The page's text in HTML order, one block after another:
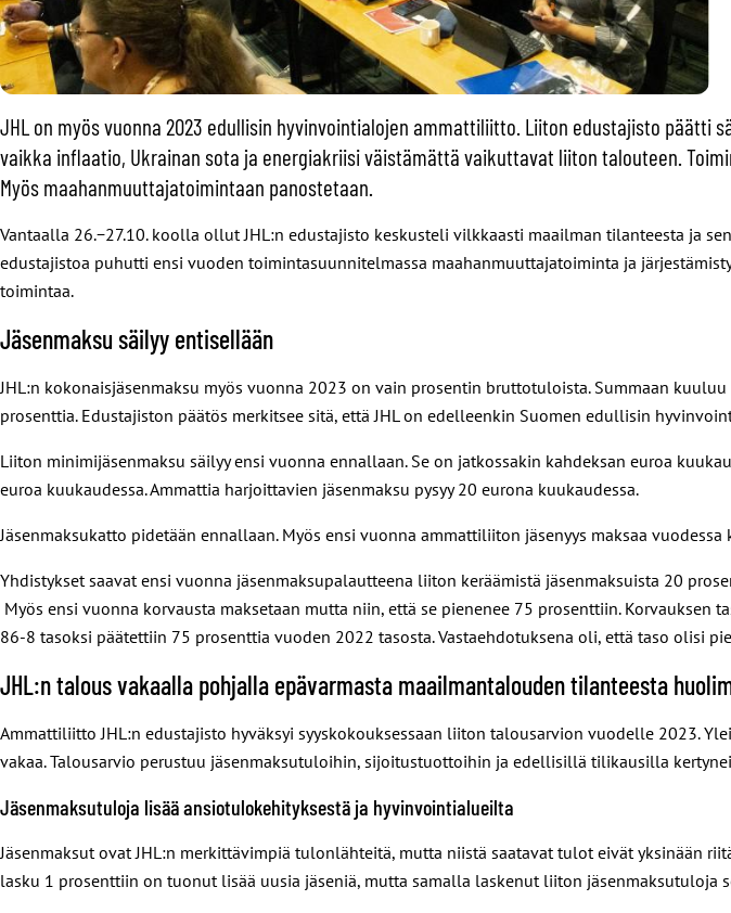
JHL on myös vuonna 2023 edullisin hyvinvointialojen ammattiliitto. Liiton edustajisto päätti
vaikka inflaatio, Ukrainan sota ja energiakriisi väistämättä vaikuttavat liiton talouteen.
Myös maahanmuuttajatoimintaan panostetaan.
Vantaalla 26.−27.10. koolla ollut JHL:n edustajisto keskusteli vilkkaasti maailman tilanteesta ja
edustajistoa puhutti ensi vuoden toimintasuunnitelmassa maahanmuuttajatoiminta ja
toimintaa.
Jäsenmaksu säilyy entisellään
JHL:n kokonaisjäsenmaksu myös vuonna 2023 on vain prosentin bruttotuloista. Summaan
prosenttia. Edustajiston päätös merkitsee sitä, että JHL on edelleenkin Suomen edullisin
Liiton minimijäsenmaksu säilyy ensi vuonna ennallaan. Se on jatkossakin kahdeksan euroa
euroa kuukaudessa. Ammattia harjoittavien jäsenmaksu pysyy 20 eurona kuukaudessa.
Jäsenmaksukatto pidetään ennallaan. Myös ensi vuonna ammattiliiton jäsenyys maksaa
Yhdistykset saavat ensi vuonna jäsenmaksupalautteena liiton keräämistä jäsenmaksuista 20
Myös ensi vuonna korvausta maksetaan mutta niin, että se pienenee 75 prosenttiin.
86-8 tasoksi päätettiin 75 prosenttia vuoden 2022 tasosta. Vastaehdotuksena oli, että taso olisi
JHL:n talous vakaalla pohjalla epävarmasta maailmantalouden tilanteesta
Ammattiliitto JHL:n edustajisto hyväksyi syyskokouksessaan liiton talousarvion vuodelle 2023.
vakaa. Talousarvio perustuu jäsenmaksutuloihin, sijoitustuottoihin ja edellisillä tilikausilla
Jäsenmaksutuloja lisää ansiotulokehityksestä ja hyvinvointialueilta
Jäsenmaksut ovat JHL:n merkittävimpiä tulonlähteitä, mutta niistä saatavat tulot eivät yksinään
lasku 1 prosenttiin on tuonut lisää uusia jäseniä, mutta samalla laskenut liiton jäsenmaksutuloja